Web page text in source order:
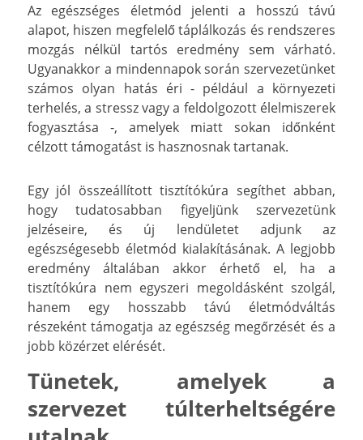
Az egészséges életmód jelenti a hosszú távú
alapot, hiszen megfelelő táplálkozás és rendszeres
mozgás nélkül tartós eredmény sem várható.
Ugyanakkor a mindennapok során szervezetünket
számos olyan hatás éri - például a környezeti
terhelés, a stressz vagy a feldolgozott élelmiszerek
fogyasztása -, amelyek miatt sokan időnként
célzott támogatást is hasznosnak tartanak.
Egy jól összeállított tisztítókúra segíthet abban,
hogy tudatosabban figyeljünk szervezetünk
jelzéseire, és új lendületet adjunk az
egészségesebb életmód kialakításának. A legjobb
eredmény általában akkor érhető el, ha a
tisztítókúra nem egyszeri megoldásként szolgál,
hanem egy hosszabb távú életmódváltás
részeként támogatja az egészség megőrzését és a
jobb közérzet elérését.
Tünetek, amelyek a
szervezet túlterheltségére